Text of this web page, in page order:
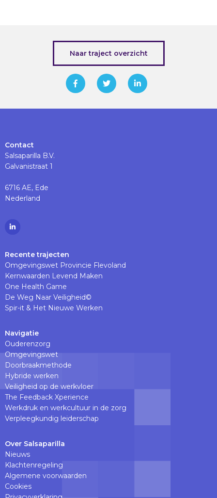
Naar traject overzicht
Contact
Salsaparilla B.V.
Galvanistraat 1
6716 AE, Ede
Nederland
Ga
Linkedinpagina
Recente trajecten
Omgevingswet Provincie Flevoland
Kernwaarden Levend Maken
One Health Game
De Weg Naar Veiligheid©
Spir-it & Het Nieuwe Werken
Navigatie
Ouderenzorg
Omgevingswet
Doorbraakmethode
Hybride werken
Veiligheid op de werkvloer
The Feedback Xperience
Werkdruk en werkcultuur in de zorg
Verpleegkundig leiderschap
Over Salsaparilla
Nieuws
Klachtenregeling
Algemene voorwaarden
Cookies